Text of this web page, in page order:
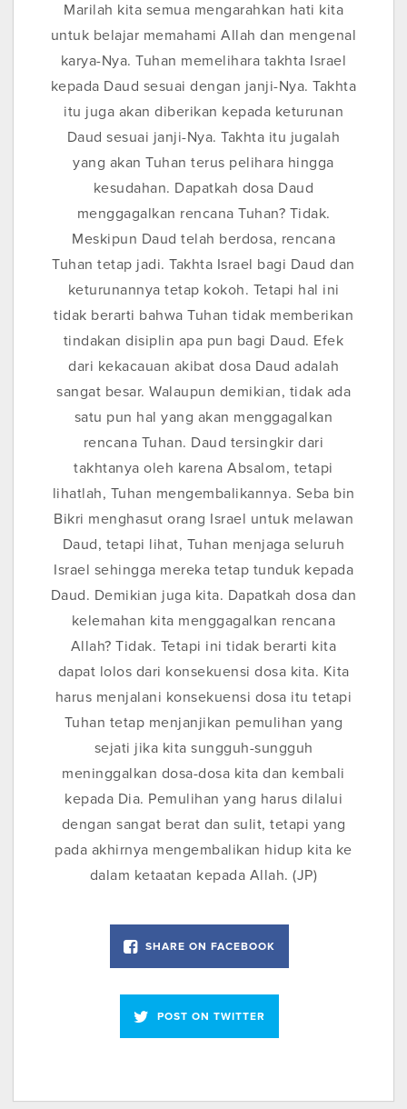
Marilah kita semua mengarahkan hati kita
untuk belajar memahami Allah dan mengenal
karya-Nya. Tuhan memelihara takhta Israel
kepada Daud sesuai dengan janji-Nya. Takhta
itu juga akan diberikan kepada keturunan
Daud sesuai janji-Nya. Takhta itu jugalah
yang akan Tuhan terus pelihara hingga
kesudahan. Dapatkah dosa Daud
menggagalkan rencana Tuhan? Tidak.
Meskipun Daud telah berdosa, rencana
Tuhan tetap jadi. Takhta Israel bagi Daud dan
keturunannya tetap kokoh. Tetapi hal ini
tidak berarti bahwa Tuhan tidak memberikan
tindakan disiplin apa pun bagi Daud. Efek
dari kekacauan akibat dosa Daud adalah
sangat besar. Walaupun demikian, tidak ada
satu pun hal yang akan menggagalkan
rencana Tuhan. Daud tersingkir dari
takhtanya oleh karena Absalom, tetapi
lihatlah, Tuhan mengembalikannya. Seba bin
Bikri menghasut orang Israel untuk melawan
Daud, tetapi lihat, Tuhan menjaga seluruh
Israel sehingga mereka tetap tunduk kepada
Daud. Demikian juga kita. Dapatkah dosa dan
kelemahan kita menggagalkan rencana
Allah? Tidak. Tetapi ini tidak berarti kita
dapat lolos dari konsekuensi dosa kita. Kita
harus menjalani konsekuensi dosa itu tetapi
Tuhan tetap menjanjikan pemulihan yang
sejati jika kita sungguh-sungguh
meninggalkan dosa-dosa kita dan kembali
kepada Dia. Pemulihan yang harus dilalui
dengan sangat berat dan sulit, tetapi yang
pada akhirnya mengembalikan hidup kita ke
dalam ketaatan kepada Allah. (JP)
SHARE ON FACEBOOK
POST ON TWITTER